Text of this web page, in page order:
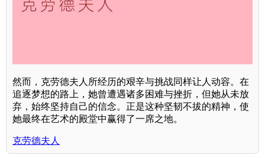
然而，克劳德夫人所经历的艰辛与挑战同样让人动容。在
追逐梦想的路上，她曾遭遇诸多困难与挫折，但她从未放
弃，始终坚持自己的信念。正是这种坚韧不拔的精神，使
她最终在艺术的殿堂中赢得了一席之地。
克劳德夫人